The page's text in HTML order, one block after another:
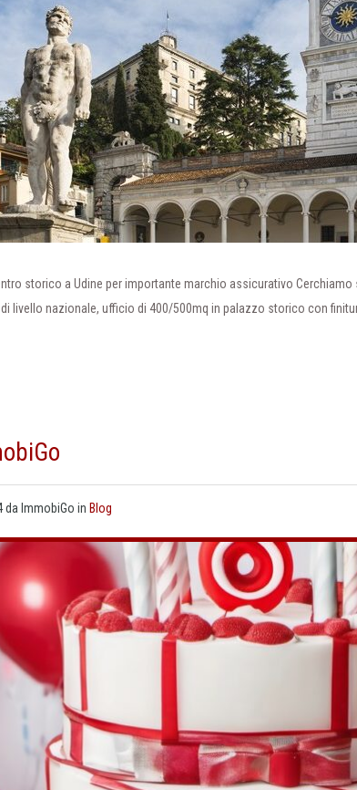
storico a Udine per importante marchio assicurativo
livello nazionale, ufficio di 400/500mq in palazzo storico con
da ImmobiGo in Blog